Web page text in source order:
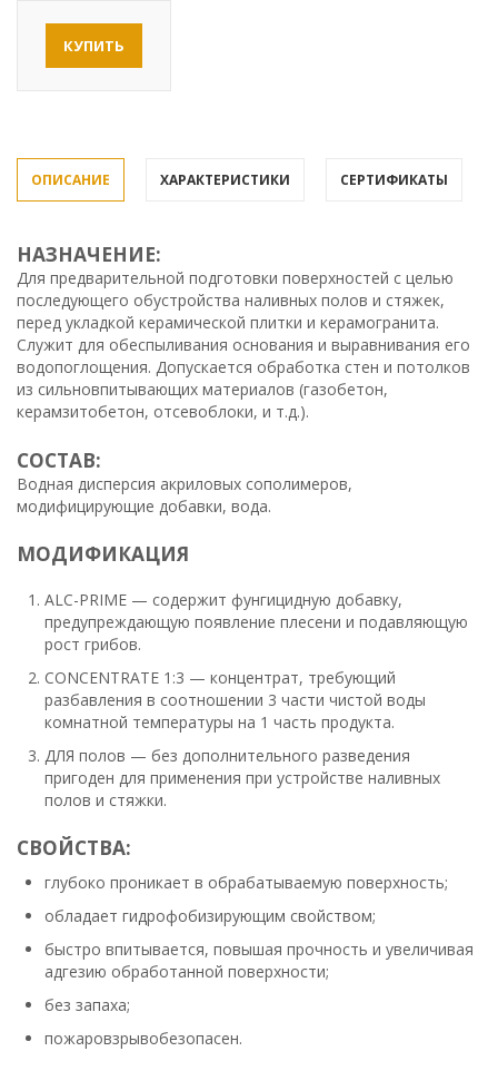
КУПИТЬ
ОПИСАНИЕ ХАРАКТЕРИСТИКИ СЕРТИФИКАТЫ
НАЗНАЧЕНИЕ:
Для предварительной подготовки поверхностей с целью
последующего обустройства наливных полов и стяжек,
перед укладкой керамической плитки и керамогранита.
Служит для обеспыливания основания и выравнивания его
водопоглощения. Допускается обработка стен и потолков
из сильновпитывающих материалов (газобетон,
керамзитобетон, отсевоблоки, и т.д.).
СОСТАВ:
Водная дисперсия акриловых сополимеров,
модифицирующие добавки, вода.
МОДИФИКАЦИЯ
ALC-PRIME — содержит фунгицидную добавку,
предупреждающую появление плесени и подавляющую
рост грибов.
CONCENTRATE 1:3 — концентрат, требующий
разбавления в соотношении 3 части чистой воды
комнатной температуры на 1 часть продукта.
ДЛЯ полов — без дополнительного разведения
пригоден для применения при устройстве наливных
полов и стяжки.
СВОЙСТВА:
глубоко проникает в обрабатываемую поверхность;
обладает гидрофобизирующим свойством;
быстро впитывается, повышая прочность и увеличивая
адгезию обработанной поверхности;
без запаха;
пожаровзрывобезопасен.